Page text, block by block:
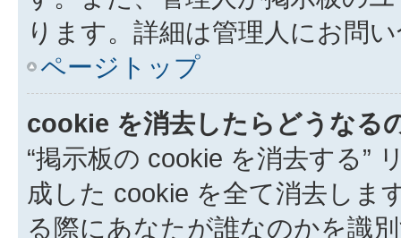
ります。詳細は管理人にお問
ページトップ
cookie を消去したらどうなる
“掲示板の cookie を消去する”
成した cookie を全て消去しま
る際にあなたが誰なのかを識